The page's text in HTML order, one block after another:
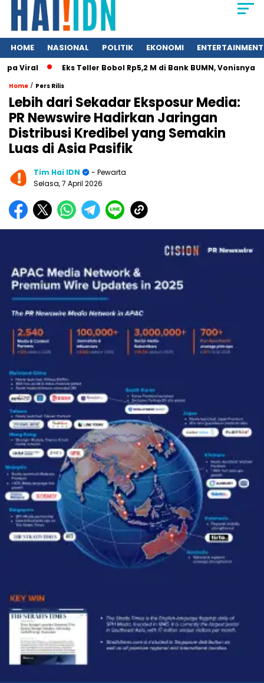
HOME NASIONAL POLITIK EKONOMI ENTERTAINMENT
Viral Eks Teller Bobol Rp5,2 M di Bank BUMN, Vonisnya
Home / Pers Rilis
Lebih dari Sekadar Eksposur Media:
PR Newswire Hadirkan Jaringan
Distribusi Kredibel yang Semakin
Luas di Asia Pasifik
Tim Hai IDN
- Pewarta
Selasa, 7 April 2026